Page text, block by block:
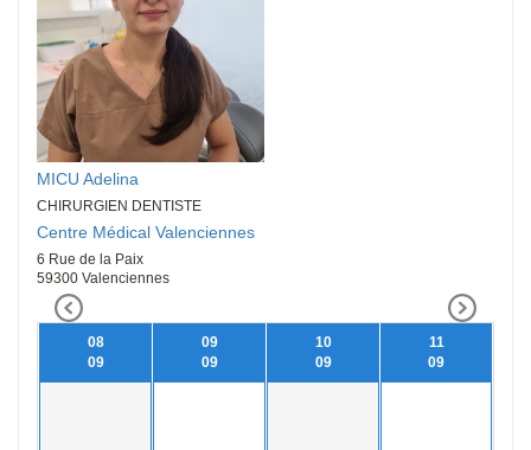
MICU Adelina
CHIRURGIEN DENTISTE
Centre Médical Valenciennes
6 Rue de la Paix
59300 Valenciennes
08
09
09
09
10
09
11
09